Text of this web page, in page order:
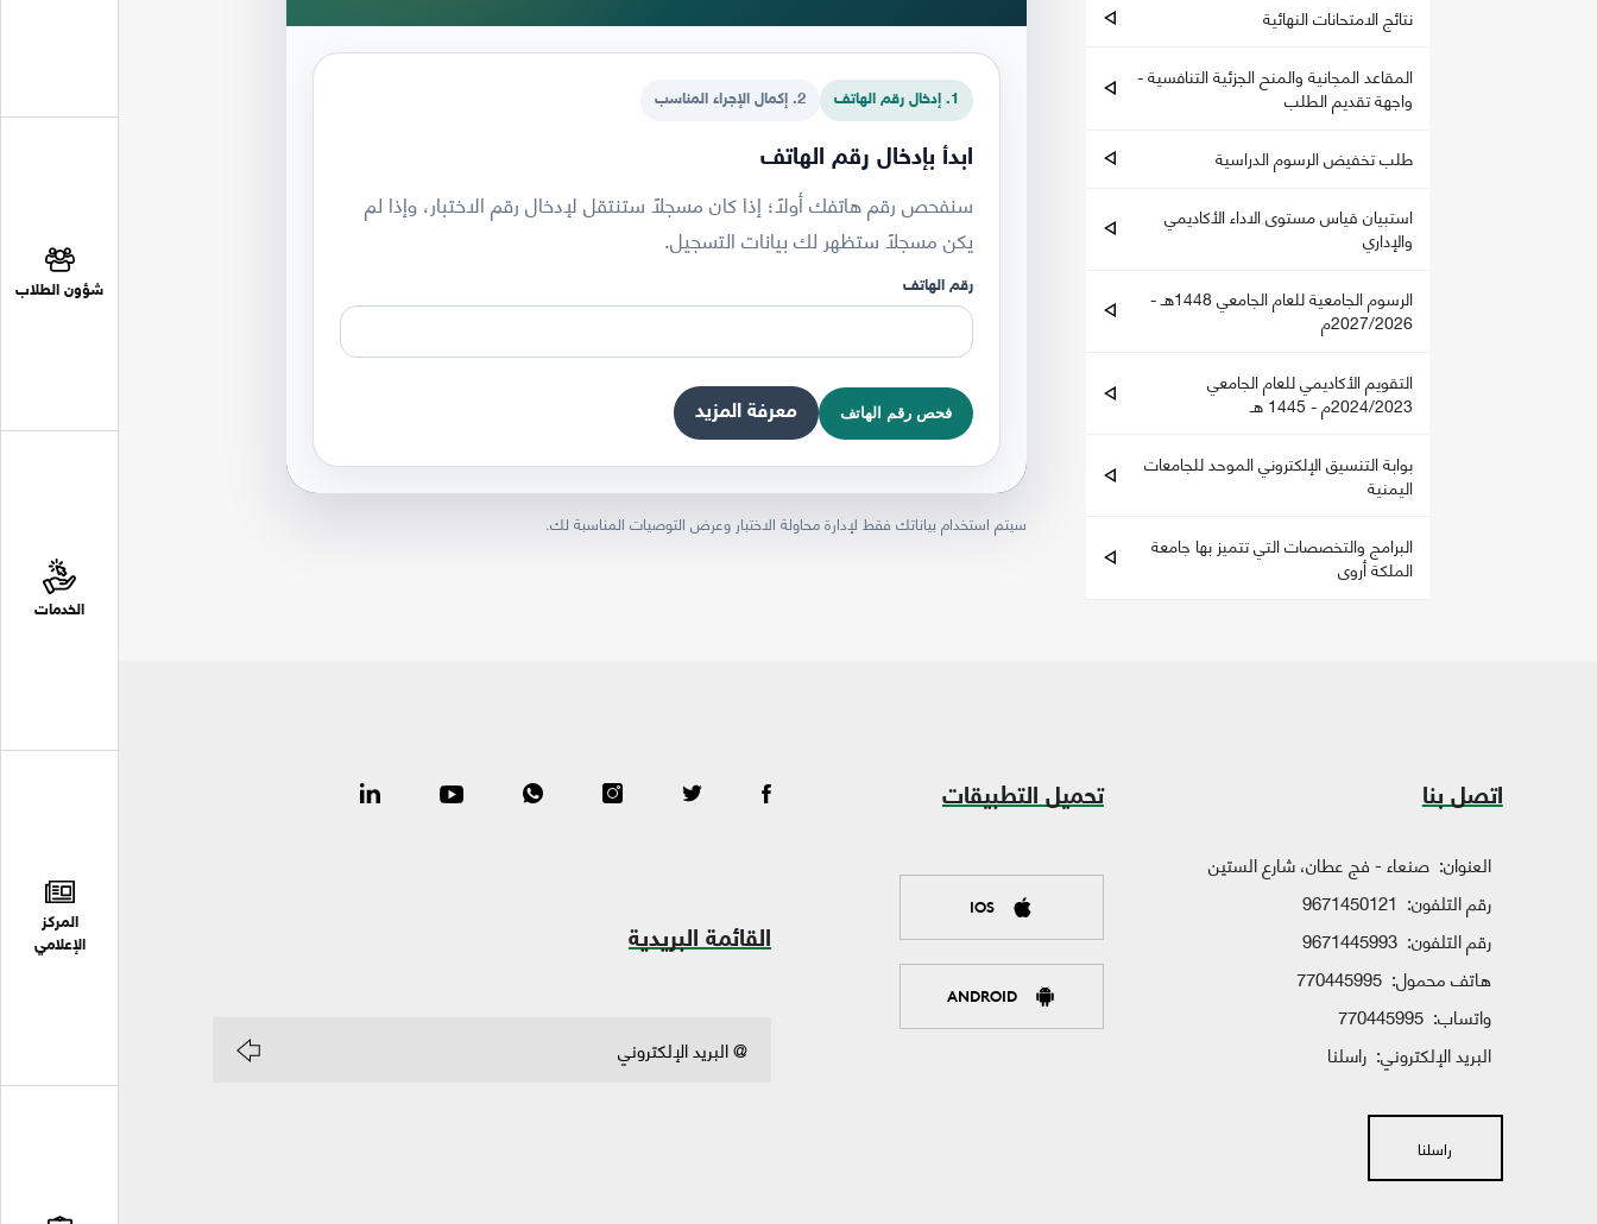
شؤون الطلاب
الخدمات
المركز
الإعلامي
نتائج الامتحانات النهائية
المقاعد المجانية والمنح الجزئية التنافسية -
واجهة تقديم الطلب
طلب تخفيض الرسوم الدراسية
استبيان قياس مستوى الاداء الأكاديمي
والإداري
الرسوم الجامعية للعام الجامعي 1448هـ -
2027/2026م
التقويم الأكاديمي للعام الجامعي
2024/2023م - 1445 هـ
بوابة التنسيق الإلكتروني الموحد للجامعات
اليمنية
البرامج والتخصصات التي تتميز بها جامعة
الملكة أروى
1. إدخال رقم الهاتف 2. إكمال الإجراء المناسب
ابدأ بإدخال رقم الهاتف
سنفحص رقم هاتفك أولاً؛ إذا كان مسجلاً ستنتقل لإدخال رقم الاختبار، وإذا لم
يكن مسجلاً ستظهر لك بيانات التسجيل.
رقم الهاتف
فحص رقم الهاتف معرفة المزيد
سيتم استخدام بياناتك فقط لإدارة محاولة الاختبار وعرض التوصيات المناسبة لك.
اتصل بنا
العنوان: صنعاء - فج عطان، شارع الستين
رقم التلفون: 9671450121
رقم التلفون: 9671445993
هاتف محمول: 770445995
واتساب: 770445995
البريد الإلكتروني: راسلنا
راسلنا
تحميل التطبيقات
IOS
ANDROID
القائمة البريدية